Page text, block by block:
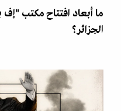
ما أبعاد افتتاح مكتب "إف
الجزائر؟